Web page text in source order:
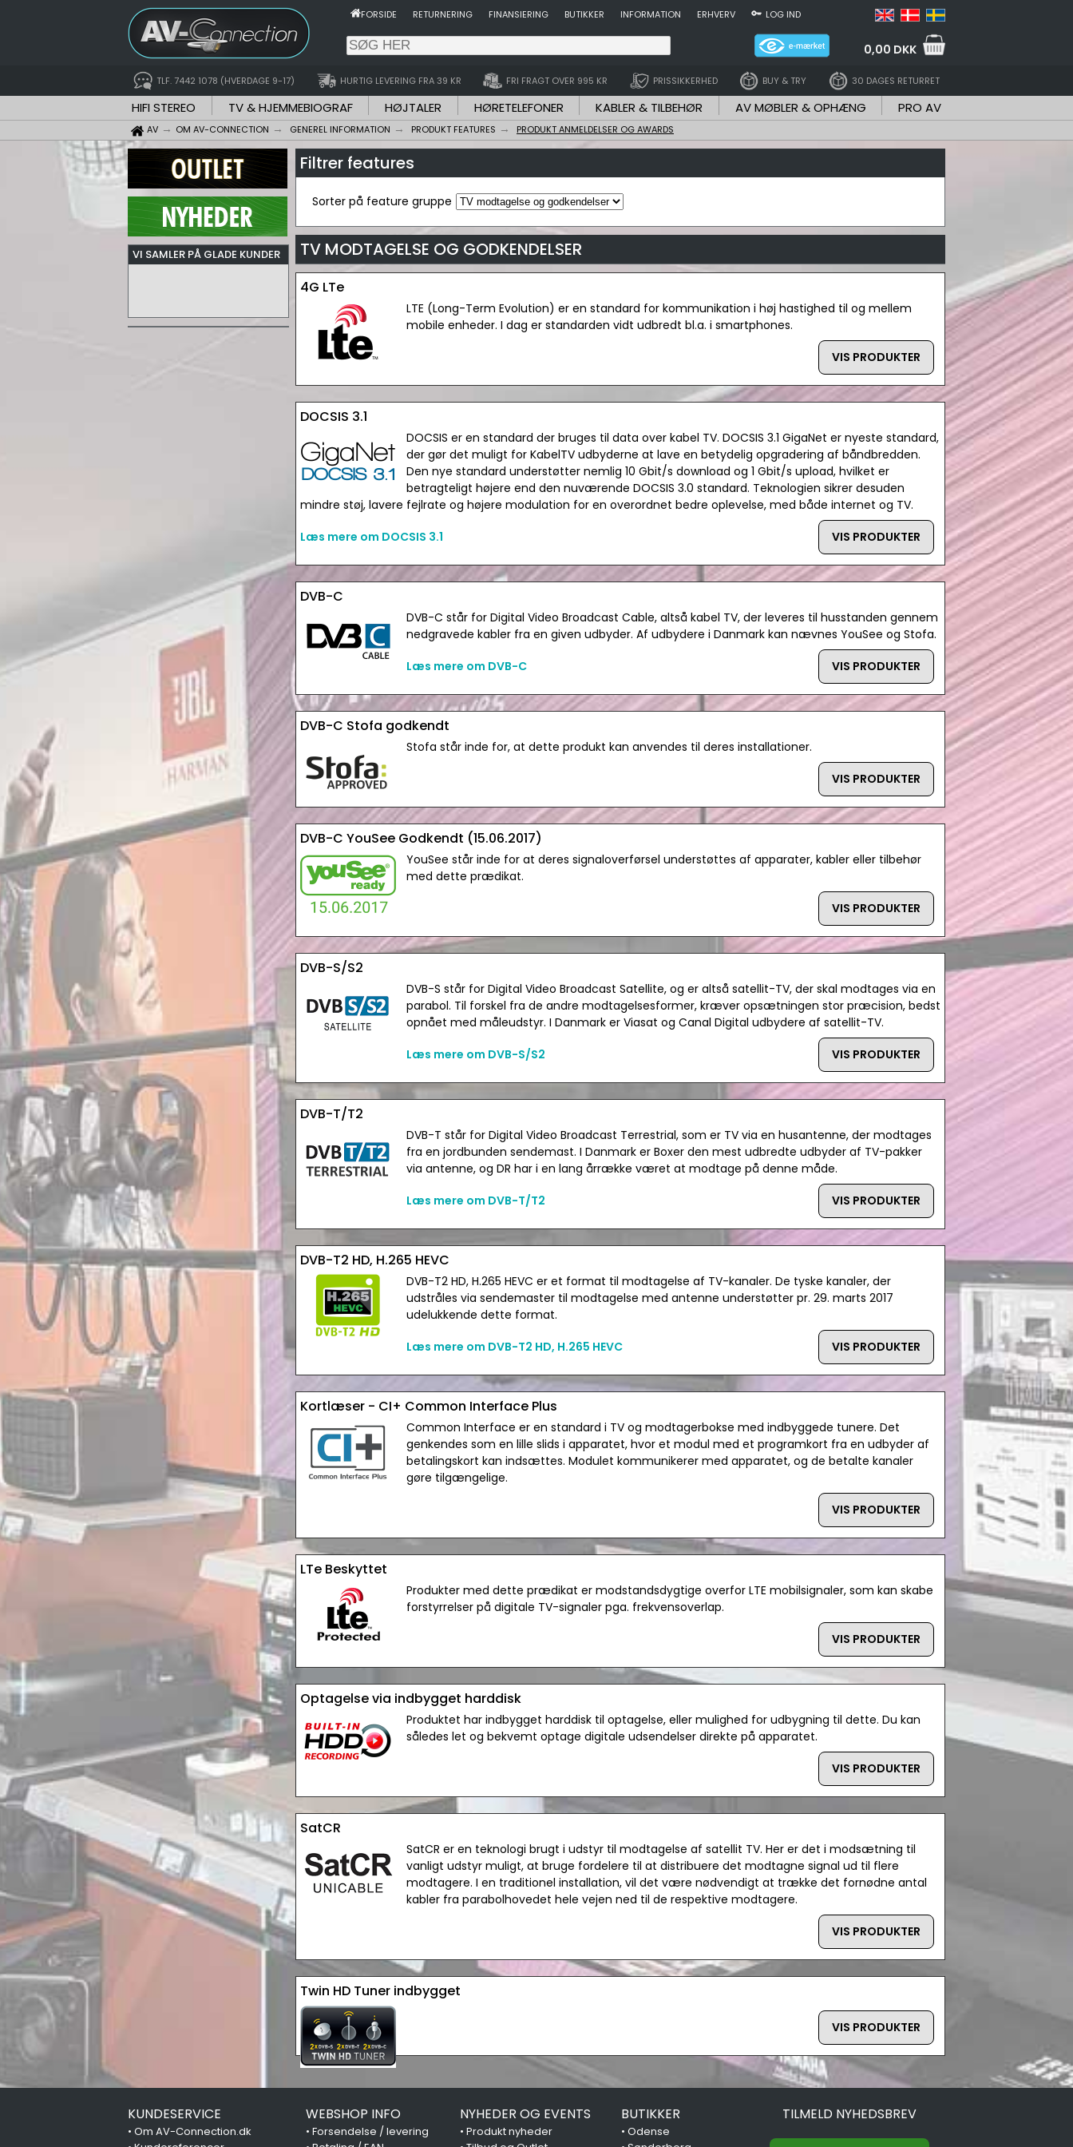
FORSIDE RETURNERING FINANSIERING BUTIKKER INFORMATION ERHVERV LOG IND
0,00 DKK
TLF. 7442 1078 (HVERDAGE 9-17) HURTIG LEVERING FRA 39 KR FRI FRAGT OVER 995 KR PRISSIKKERHED BUY & TRY 30 DAGES RETURRET
HIFI STEREO TV & HJEMMEBIOGRAF HØJTALER HØRETELEFONER KABLER & TILBEHØR AV MØBLER & OPHÆNG PRO AV
AV OM AV-CONNECTION GENEREL INFORMATION PRODUKT FEATURES PRODUKT ANMELDELSER OG AWARDS
VI SAMLER PÅ GLADE KUNDER
Filtrer features
Sorter på feature gruppe
TV MODTAGELSE OG GODKENDELSER
4G LTe
LTE (Long-Term Evolution) er en standard for kommunikation i høj hastighed til og mellem
mobile enheder. I dag er standarden vidt udbredt bl.a. i smartphones.
VIS PRODUKTER
DOCSIS 3.1
DOCSIS er en standard der bruges til data over kabel TV. DOCSIS 3.1 GigaNet er nyeste standard,
der gør det muligt for KabelTV udbyderne at lave en betydelig opgradering af båndbredden.
Den nye standard understøtter nemlig 10 Gbit/s download og 1 Gbit/s upload, hvilket er
betragteligt højere end den nuværende DOCSIS 3.0 standard. Teknologien sikrer desuden
mindre støj, lavere fejlrate og højere modulation for en overordnet bedre oplevelse, med både internet og TV.
Læs mere om DOCSIS 3.1
VIS PRODUKTER
DVB-C
DVB-C står for Digital Video Broadcast Cable, altså kabel TV, der leveres til husstanden gennem
nedgravede kabler fra en given udbyder. Af udbydere i Danmark kan nævnes YouSee og Stofa.
Læs mere om DVB-C
VIS PRODUKTER
DVB-C Stofa godkendt
Stofa står inde for, at dette produkt kan anvendes til deres installationer.
VIS PRODUKTER
DVB-C YouSee Godkendt (15.06.2017)
YouSee står inde for at deres signaloverførsel understøttes af apparater, kabler eller tilbehør
med dette prædikat.
VIS PRODUKTER
DVB-S/S2
DVB-S står for Digital Video Broadcast Satellite, og er altså satellit-TV, der skal modtages via en
parabol. Til forskel fra de andre modtagelsesformer, kræver opsætningen stor præcision, bedst
opnået med måleudstyr. I Danmark er Viasat og Canal Digital udbydere af satellit-TV.
Læs mere om DVB-S/S2
VIS PRODUKTER
DVB-T/T2
DVB-T står for Digital Video Broadcast Terrestrial, som er TV via en husantenne, der modtages
fra en jordbunden sendemast. I Danmark er Boxer den mest udbredte udbyder af TV-pakker
via antenne, og DR har i en lang årrække været at modtage på denne måde.
Læs mere om DVB-T/T2
VIS PRODUKTER
DVB-T2 HD, H.265 HEVC
DVB-T2 HD, H.265 HEVC er et format til modtagelse af TV-kanaler. De tyske kanaler, der
udstråles via sendemaster til modtagelse med antenne understøtter pr. 29. marts 2017
udelukkende dette format.
Læs mere om DVB-T2 HD, H.265 HEVC
VIS PRODUKTER
Kortlæser - CI+ Common Interface Plus
Common Interface er en standard i TV og modtagerbokse med indbyggede tunere. Det
genkendes som en lille slids i apparatet, hvor et modul med et programkort fra en udbyder af
betalingskort kan indsættes. Modulet kommunikerer med apparatet, og de betalte kanaler
gøre tilgængelige.
VIS PRODUKTER
LTe Beskyttet
Produkter med dette prædikat er modstandsdygtige overfor LTE mobilsignaler, som kan skabe
forstyrrelser på digitale TV-signaler pga. frekvensoverlap.
VIS PRODUKTER
Optagelse via indbygget harddisk
Produktet har indbygget harddisk til optagelse, eller mulighed for udbygning til dette. Du kan
således let og bekvemt optage digitale udsendelser direkte på apparatet.
VIS PRODUKTER
SatCR
SatCR er en teknologi brugt i udstyr til modtagelse af satellit TV. Her er det i modsætning til
vanligt udstyr muligt, at bruge fordelere til at distribuere det modtagne signal ud til flere
modtagere. I en traditionel installation, vil det være nødvendigt at trække det fornødne antal
kabler fra parabolhovedet hele vejen ned til de respektive modtagere.
VIS PRODUKTER
Twin HD Tuner indbygget
VIS PRODUKTER
KUNDESERVICE
• Om AV-Connection.dk
WEBSHOP INFO
• Forsendelse / levering
NYHEDER OG EVENTS
• Produkt nyheder
BUTIKKER
•Odense
TILMELD NYHEDSBREV